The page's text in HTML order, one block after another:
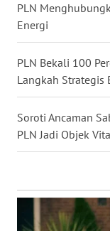
PLN
Energi
PLN Bekali 100
Langkah Strategis
Soroti Ancaman
PLN Jadi Objek
WN
NIAS
WN
LANGKAT
WN
TAPANULI
TANJUNG
LESUNG